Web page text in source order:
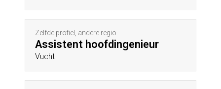
Zelfde profiel, andere regio
Assistent hoofdingenieur
Vucht